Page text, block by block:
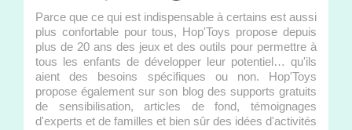
Parce que ce qui est indispensable à certains est aussi
plus confortable pour tous, Hop'Toys propose depuis
plus de 20 ans des jeux et des outils pour permettre à
tous les enfants de développer leur potentiel… qu'ils
aient des besoins spécifiques ou non. Hop'Toys
propose également sur son blog des supports gratuits
de sensibilisation, articles de fond, témoignages
d'experts et de familles et bien sûr des idées d'activités